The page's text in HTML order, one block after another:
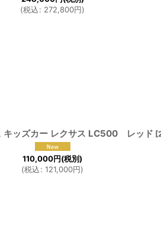
(税込: 272,800円)
キッズカー レクサス LC500 レッド [
110,000円(税別)
(税込: 121,000円)